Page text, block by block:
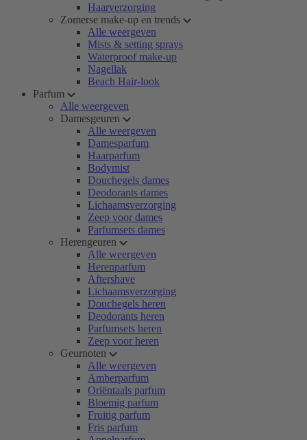
Haarverzorging
Zomerse make-up en trends
Alle weergeven
Mists & setting sprays
Waterproof make-up
Nagellak
Beach Hair-look
Parfum
Alle weergeven
Damesgeuren
Alle weergeven
Damesparfum
Haarparfum
Bodymist
Douchegels dames
Deodorants dames
Lichaamsverzorging
Zeep voor dames
Parfumsets dames
Herengeuren
Alle weergeven
Herenparfum
Aftershave
Lichaamsverzorging
Douchegels heren
Deodorants heren
Parfumsets heren
Zeep voor heren
Geurnoten
Alle weergeven
Amberparfum
Oriëntaals parfum
Bloemig parfum
Fruitig parfum
Fris parfum